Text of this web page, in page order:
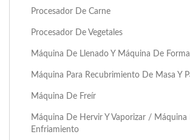
Procesador De Carne
Procesador De Vegetales
Máquina De Llenado Y Máquina De
Máquina Para Recubrimiento De Masa Y
Máquina De Freír
Máquina De Hervir Y Vaporizar / Máquina
Enfriamiento